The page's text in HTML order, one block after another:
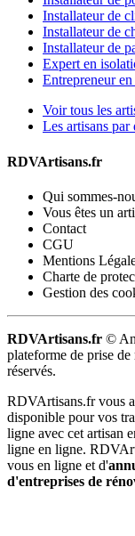
Installateur de
Installateur de
Installateur de
Expert en
Entrepreneur
Voir tous les
Les artisans par
RDVArtisans.fr
Qui sommes-
Vous êtes un
Contact
CGU
Mentions
Charte de
Gestion des
RDVArtisans.fr ©
plateforme de prise de
réservés.
RDVArtisans.fr vous
disponible pour vos
ligne avec cet artisan
ligne en ligne.
vous en ligne et d'
d'entreprises de